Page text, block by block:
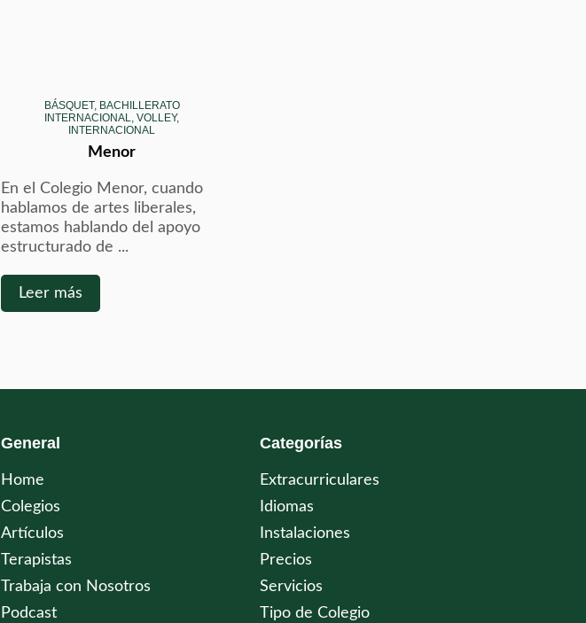
BÁSQUET, BACHILLERATO
INTERNACIONAL, VOLLEY,
INTERNACIONAL
Menor
En el Colegio Menor, cuando
hablamos de artes liberales,
estamos hablando del apoyo
estructurado de ...
Leer más
General
Home
Colegios
Artículos
Terapistas
Trabaja con Nosotros
Podcast
Categorías
Extracurriculares
Idiomas
Instalaciones
Precios
Servicios
Tipo de Colegio